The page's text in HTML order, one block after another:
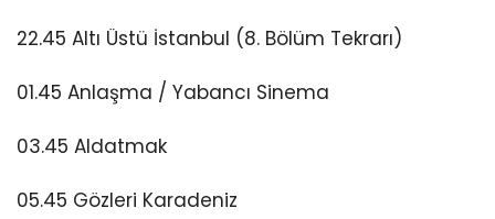
22.45 Altı Üstü İstanbul (8. Bölüm Tekrarı)
01.45 Anlaşma / Yabancı Sinema
03.45 Aldatmak
05.45 Gözleri Karadeniz